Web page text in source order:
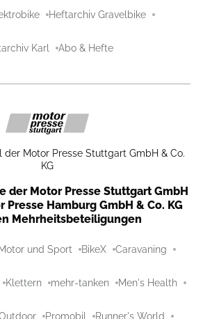
Heftarchiv Gravelbike
Karl Abo & Hefte
der Motor Presse Stuttgart GmbH & Co.
KG
der Motor Presse Stuttgart GmbH
Presse Hamburg GmbH & Co. KG
Mehrheitsbeteiligungen
und Sport BikeX Caravaning
Klettern mehr-tanken Men's Health
Promobil Runner's World